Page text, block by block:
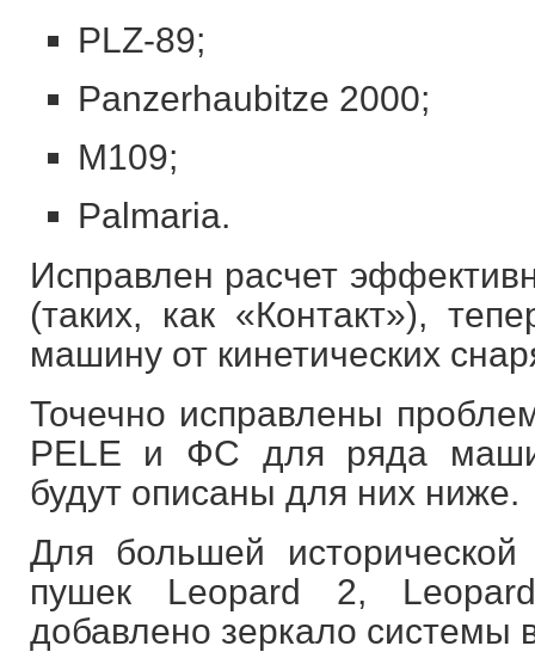
PLZ-89;
Panzerhaubitze 2000;
M109;
Palmaria.
Исправлен расчет
(таких, как «Контакт»),
машину от кинетических
Точечно исправлены
PELE и ФС для ряда
будут описаны для них ниже.
Для большей
пушек Leopard 2,
добавлено зеркало системы